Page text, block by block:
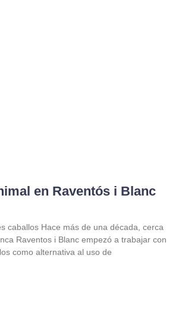
en Raventós i Blanc
caballos Hace más de una década, cerca
Raventos i Blanc empezó a trabajar con
como alternativa al uso de